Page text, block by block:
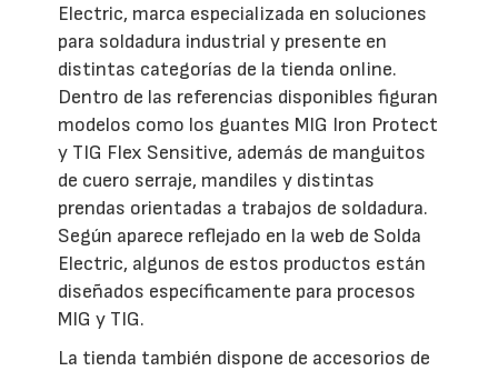
Electric, marca especializada en soluciones
para soldadura industrial y presente en
distintas categorías de la tienda online.
Dentro de las referencias disponibles figuran
modelos como los guantes MIG Iron Protect
y TIG Flex Sensitive, además de manguitos
de cuero serraje, mandiles y distintas
prendas orientadas a trabajos de soldadura.
Según aparece reflejado en la web de Solda
Electric, algunos de estos productos están
diseñados específicamente para procesos
MIG y TIG.
La tienda también dispone de accesorios de